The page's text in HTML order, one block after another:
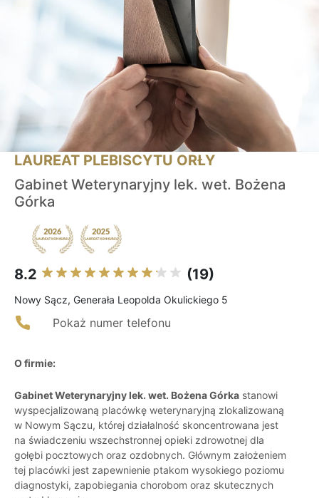
LAUREAT PLEBISCYTU ORŁY
Gabinet Weterynaryjny lek. wet. Bożena
Górka
8.2 (19)
Nowy Sącz, Generała Leopolda Okulickiego 5
Pokaż numer telefonu
O firmie:
Gabinet Weterynaryjny lek. wet. Bożena Górka stanowi
wyspecjalizowaną placówkę weterynaryjną zlokalizowaną
w Nowym Sączu, której działalność skoncentrowana jest
na świadczeniu wszechstronnej opieki zdrowotnej dla
gołębi pocztowych oraz ozdobnych. Głównym założeniem
tej placówki jest zapewnienie ptakom wysokiego poziomu
diagnostyki, zapobiegania chorobom oraz skutecznych